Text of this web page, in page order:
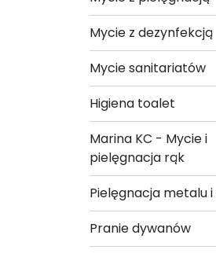
Mycie z dezynfekcją
Mycie sanitariatów
Higiena toalet
Marina KC - Mycie i
pielęgnacja rąk
Pielęgnacja metalu
Pranie dywanów